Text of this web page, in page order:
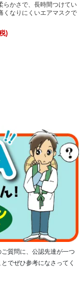
らかさで、長時間つけてい
くなりにくいエアマスクで
)
質問に、公認先達が一つ
でぜひ参考になさってく